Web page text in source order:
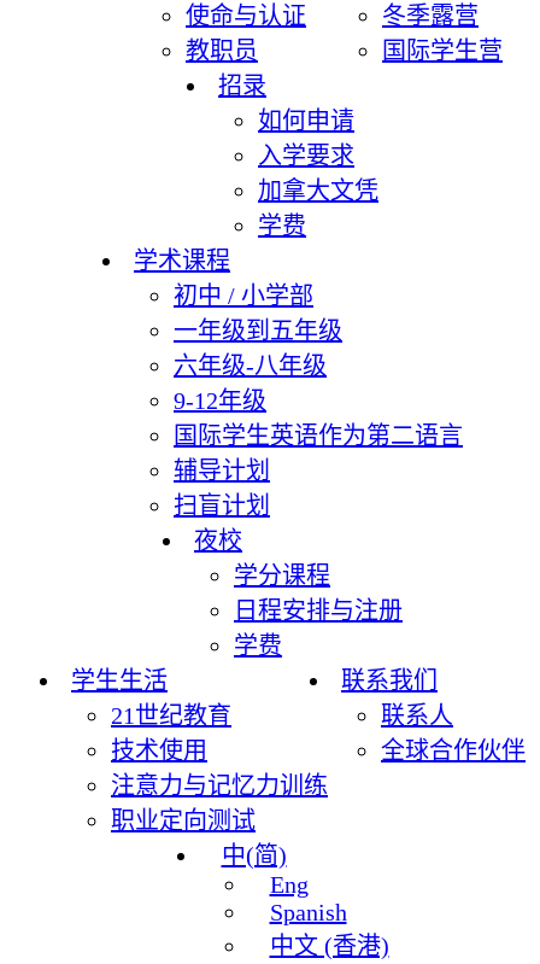
使命与认证
教职员
冬季露营
国际学生营
招录
如何申请
入学要求
加拿大文凭
学费
学术课程
初中 / 小学部
一年级到五年级
六年级-八年级
9-12年级
国际学生英语作为第二语言
辅导计划
扫盲计划
夜校
学分课程
日程安排与注册
学费
学生生活
21世纪教育
技术使用
注意力与记忆力训练
职业定向测试
联系我们
联系人
全球合作伙伴
中(简)
Eng
Spanish
中文 (香港)